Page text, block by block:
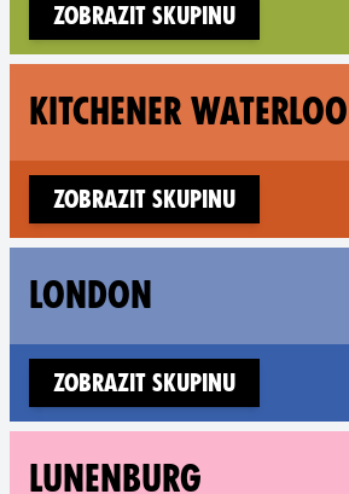
Zobrazit skupinu
KITCHENER WATERLOO
Zobrazit skupinu
LONDON
Zobrazit skupinu
LUNENBURG